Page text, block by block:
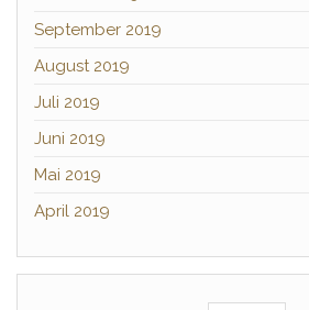
September 2019
August 2019
Juli 2019
Juni 2019
Mai 2019
April 2019